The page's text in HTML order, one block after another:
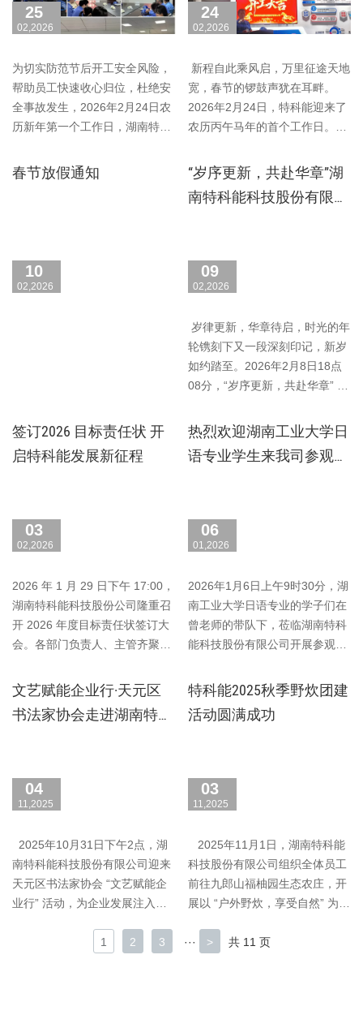
25
02,2026
为切实防范节后开工安全风险，
帮助员工快速收心归位，杜绝安
全事故发生，2026年2月24日农
历新年第一个工作日，湖南特科
24
02,2026
新程自此乘风启，万里征途天地
宽，春节的锣鼓声犹在耳畔。
2026年2月24日，特科能迎来了
农历丙午马年的首个工作日。以
春节放假通知
10
02,2026
“岁序更新，共赴华章”湖
南特科能科技股份有限公
09
02,2026
岁律更新，华章待启，时光的年
轮镌刻下又一段深刻印记，新岁
如约踏至。2026年2月8日18点
08分，“岁序更新，共赴华章” 湖
签订2026 目标责任状 开
启特科能发展新征程
03
02,2026
2026 年 1 月 29 日下午 17:00，
湖南特科能科技股份公司隆重召
开 2026 年度目标责任状签订大
会。各部门负责人、主管齐聚一
热烈欢迎湖南工业大学日
语专业学生来我司参观学
06
01,2026
2026年1月6日上午9时30分，湖
南工业大学日语专业的学子们在
曾老师的带队下，莅临湖南特科
能科技股份有限公司开展参观学
文艺赋能企业行·天元区
书法家协会走进湖南特科
04
11,2025
2025年10月31日下午2点，湖
南特科能科技股份有限公司迎来
天元区书法家协会 “文艺赋能企
业行” 活动，为企业发展注入文
特科能2025秋季野炊团建
活动圆满成功
03
11,2025
2025年11月1日，湖南特科能
科技股份有限公司组织全体员工
前往九郎山福柚园生态农庄，开
展以 “户外野炊，享受自然” 为主
1
2 3 ··· > 共 11 页